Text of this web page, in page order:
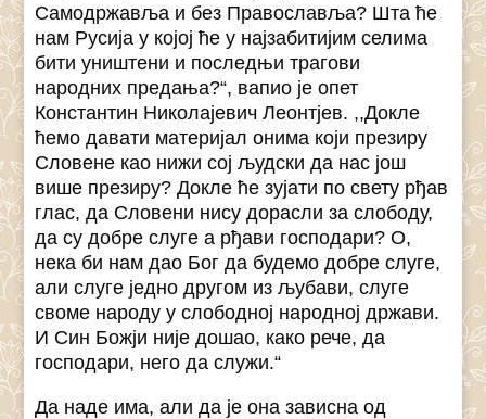
Самодржавља и без Православља? Шта ће
нам Русија у којој ће у најзабитијим селима
бити уништени и последњи трагови
народних предања?“, вапио је опет
Константин Николајевич Леонтјев. ,,Докле
ћемо давати материјал онима који презиру
Словене као нижи сој људски да нас још
више презиру? Докле ће зујати по свету рђав
глас, да Словени нису дорасли за слободу,
да су добре слуге а рђави господари? О,
нека би нам дао Бог да будемо добре слуге,
али слуге једно другом из љубави, слуге
своме народу у слободној народној држави.
И Син Божји није дошао, како рече, да
господари, него да служи.“
Да наде има, али да је она зависна од